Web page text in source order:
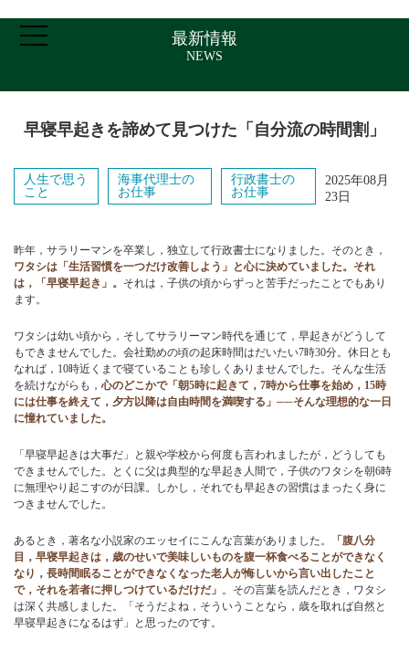
ご挨拶・プロフィール
報酬について
アクセス
お問い合わせ
ブログ
最新情報
NEWS
早寝早起きを諦めて見つけた「自分流の時間割」
人生で思う
こと
海事代理士の
お仕事
行政書士の
お仕事
2025年08月
23日
昨年，サラリーマンを卒業し，独立して行政書士になりました。そのとき，
ワタシは「生活習慣を一つだけ改善しよう」と心に決めていました。それ
は，「早寝早起き」。 それは，子供の頃からずっと苦手だったことでもあり
ます。
ワタシは幼い頃から，そしてサラリーマン時代を通じて，早起きがどうして
もできませんでした。会社勤めの頃の起床時間はだいたい7時30分。休日とも
なれば，10時近くまで寝ていることも珍しくありませんでした。そんな生活
を続けながらも，心のどこかで「朝5時に起きて，7時から仕事を始め，15時
には仕事を終えて，夕方以降は自由時間を満喫する」──そんな理想的な一日
に憧れていました。
「早寝早起きは大事だ」と親や学校から何度も言われましたが，どうしても
できませんでした。とくに父は典型的な早起き人間で，子供のワタシを朝6時
に無理やり起こすのが日課。しかし，それでも早起きの習慣はまったく身に
つきませんでした。
あるとき，著名な小説家のエッセイにこんな言葉がありました。
「腹八分
目，早寝早起きは，歳のせいで美味しいものを腹一杯食べることができなく
なり，長時間眠ることができなくなった老人が悔しいから言い出したこと
で，それを若者に押しつけているだけだ」 。その言葉を読んだとき，ワタシ
は深く共感しました。「そうだよね，そういうことなら，歳を取れば自然と
早寝早起きになるはず」と思ったのです。